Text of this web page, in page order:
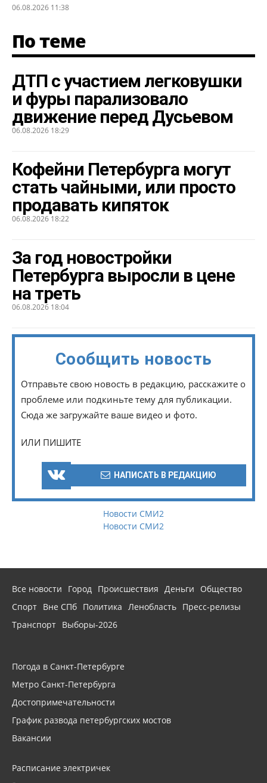
06.08.2026 11:38
По теме
ДТП с участием легковушки
и фуры парализовало
движение перед Дусьевом
06.08.2026 18:29
Кофейни Петербурга могут
стать чайными, или просто
продавать кипяток
06.08.2026 18:22
За год новостройки
Петербурга выросли в цене
на треть
06.08.2026 18:04
Сообщить новость
Отправьте свою новость в редакцию, расскажите о
проблеме или подкиньте тему для публикации.
Сюда же загружайте ваше видео и фото.
ИЛИ ПИШИТЕ
НАПИСАТЬ В РЕДАКЦИЮ
Новости СМИ2
Новости СМИ2
Все новости Город Происшествия Деньги
Общество
Спорт Вне СПб Политика Ленобласть Пресс-релизы
Транспорт Выборы-2026
Погода в Санкт-Петербурге
Метро Санкт-Петербурга
Достопримечательности
График развода петербургских мостов
Вакансии
Расписание электричек